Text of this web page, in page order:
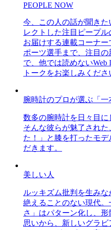
PEOPLE NOW
今、この人の話が聞き
レクトした注目ピープ
お届けする連載コーナ
ポーツ選手まで、注目
で、他では読めない
トークをお楽しみくださ
腕時計のプロが選ぶ「一
数多の腕時計を日々目に
そんな彼らが魅了され
た！」と膝を打ったモ
だきます。
美しい人
ルッキズム批判を生み
絶えることのない現代
さ」はパターン化し、
思いから、新しいグラ